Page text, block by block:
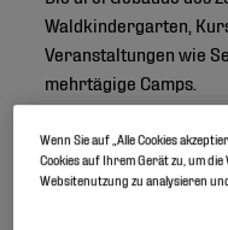
Waldkindergarten,
Veranstaltungen wie
mehrtägige Camps.
Projekt-ID
Wenn Sie auf „Alle Cookies
Cookies auf Ihrem Gerät zu, um
Websitenutzung zu analysieren